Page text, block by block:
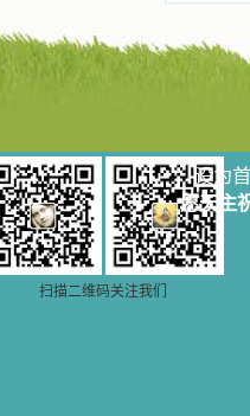
扫描二维码关注我们
设为
愿天主